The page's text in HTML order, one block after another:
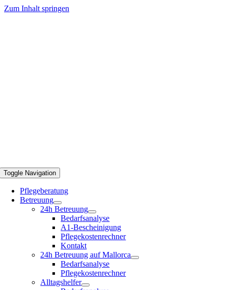
Zum Inhalt springen
Toggle Navigation
Pflegeberatung
Betreuung
24h Betreuung
Bedarfsanalyse
A1-Bescheinigung
Pflegekostenrechner
Kontakt
24h Betreuung auf Mallorca
Bedarfsanalyse
Pflegekostenrechner
Alltagshelfer